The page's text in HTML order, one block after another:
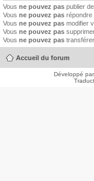
Vous ne pouvez pas publier
Vous ne pouvez pas répondre
Vous ne pouvez pas modifier
Vous ne pouvez pas
Vous ne pouvez pas
Accueil du forum
Développé par